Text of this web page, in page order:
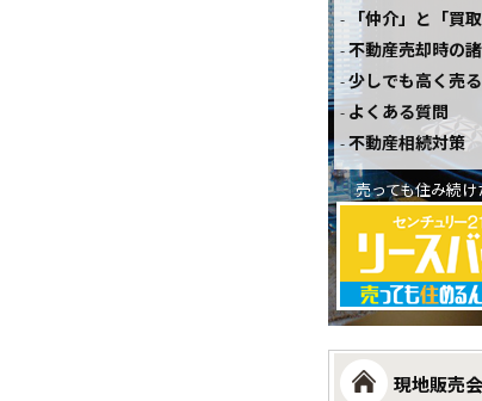
「仲介」と「買
不動産売却時の
少しでも高く売
よくある質問
不動産相続対策
売っても住み続
現地販売